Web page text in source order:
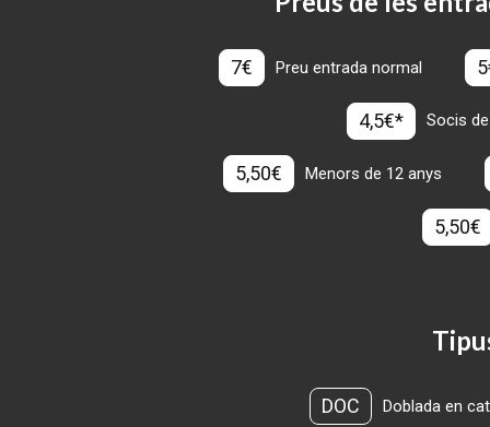
7€ Preu entrada normal
4,5€* Socis
5,50€ Menors de 12 anys
5,50€
DOC Doblada en